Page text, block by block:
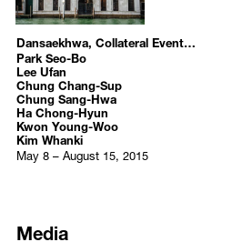
Dansaekhwa, Collateral Event of the 56th International Art Exhibition – la Biennale di Venezia
Park Seo-Bo
Lee Ufan
Chung Chang-Sup
Chung Sang-Hwa
Ha Chong-Hyun
Kwon Young-Woo
Kim Whanki
May 8 – August 15, 2015
Media